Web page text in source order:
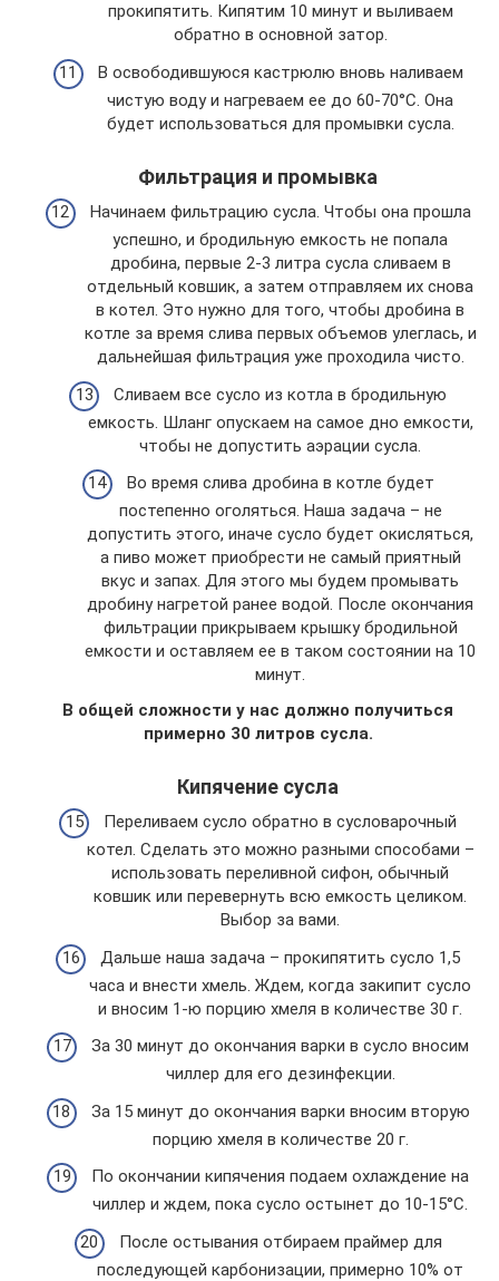
прокипятить. Кипятим 10 минут и выливаем
обратно в основной затор.
В освободившуюся кастрюлю вновь наливаем
чистую воду и нагреваем ее до 60-70°С. Она
будет использоваться для промывки сусла.
Фильтрация и промывка
Начинаем фильтрацию сусла. Чтобы она прошла
успешно, и бродильную емкость не попала
дробина, первые 2-3 литра сусла сливаем в
отдельный ковшик, а затем отправляем их снова
в котел. Это нужно для того, чтобы дробина в
котле за время слива первых объемов улеглась, и
дальнейшая фильтрация уже проходила чисто.
Сливаем все сусло из котла в бродильную
емкость. Шланг опускаем на самое дно емкости,
чтобы не допустить аэрации сусла.
Во время слива дробина в котле будет
постепенно оголяться. Наша задача – не
допустить этого, иначе сусло будет окисляться,
а пиво может приобрести не самый приятный
вкус и запах. Для этого мы будем промывать
дробину нагретой ранее водой. После окончания
фильтрации прикрываем крышку бродильной
емкости и оставляем ее в таком состоянии на 10
минут.
В общей сложности у нас должно получиться
примерно 30 литров сусла.
Кипячение сусла
Переливаем сусло обратно в сусловарочный
котел. Сделать это можно разными способами –
использовать переливной сифон, обычный
ковшик или перевернуть всю емкость целиком.
Выбор за вами.
Дальше наша задача – прокипятить сусло 1,5
часа и внести хмель. Ждем, когда закипит сусло
и вносим 1-ю порцию хмеля в количестве 30 г.
За 30 минут до окончания варки в сусло вносим
чиллер для его дезинфекции.
За 15 минут до окончания варки вносим вторую
порцию хмеля в количестве 20 г.
По окончании кипячения подаем охлаждение на
чиллер и ждем, пока сусло остынет до 10-15°С.
После остывания отбираем праймер для
последующей карбонизации, примерно 10% от